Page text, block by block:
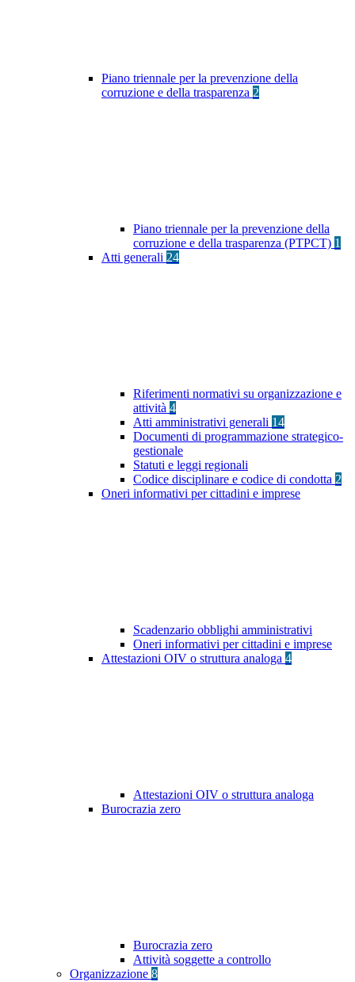
Piano triennale per la prevenzione della
corruzione e della trasparenza 2
Piano triennale per la prevenzione della
corruzione e della trasparenza (PTPCT) 1
Atti generali 24
Riferimenti normativi su organizzazione e
attività 4
Atti amministrativi generali 14
Documenti di programmazione strategico-
gestionale
Statuti e leggi regionali
Codice disciplinare e codice di condotta 2
Oneri informativi per cittadini e imprese
Scadenzario obblighi amministrativi
Oneri informativi per cittadini e imprese
Attestazioni OIV o struttura analoga 4
Attestazioni OIV o struttura analoga
Burocrazia zero
Burocrazia zero
Attività soggette a controllo
Organizzazione 8